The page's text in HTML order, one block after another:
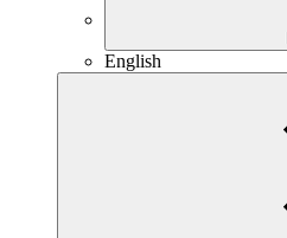
English